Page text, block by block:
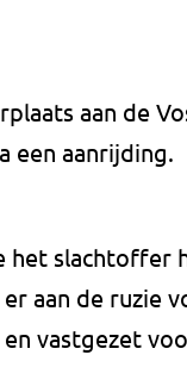
aan de
een aanrijding.
het slachtoffer
aan de ruzie
vastgezet